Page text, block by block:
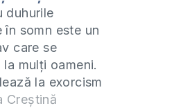
duhurile
în somn este un
care se
la mulți oameni.
la exorcism
se incheie cu
Creștină